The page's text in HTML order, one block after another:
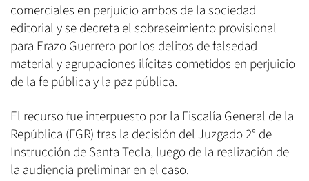
comerciales en perjuicio ambos de la sociedad
editorial y se decreta el sobreseimiento provisional
para Erazo Guerrero por los delitos de falsedad
material y agrupaciones ilícitas cometidos en perjuicio
de la fe pública y la paz pública.
El recurso fue interpuesto por la Fiscalía General de la
República (FGR) tras la decisión del Juzgado 2° de
Instrucción de Santa Tecla, luego de la realización de
la audiencia preliminar en el caso.